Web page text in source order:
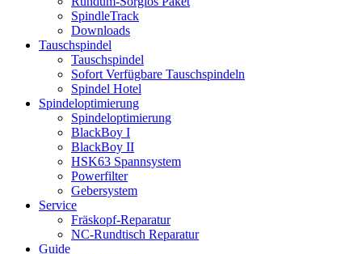
SpindleTrack
Downloads
Tauschspindel
Tauschspindel
Sofort Verfügbare Tauschspindeln
Spindel Hotel
Spindeloptimierung
Spindeloptimierung
BlackBoy I
BlackBoy II
HSK63 Spannsystem
Powerfilter
Gebersystem
Service
Fräskopf-Reparatur
NC-Rundtisch Reparatur
Guide